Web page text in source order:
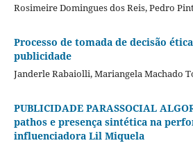
Rosimeire Domingues dos Reis, Pedro
Processo de tomada de decisão
publicidade
Janderle Rabaiolli, Mariangela Machado
PUBLICIDADE PARASSOCIAL
pathos e presença sintética na
influenciadora Lil Miquela